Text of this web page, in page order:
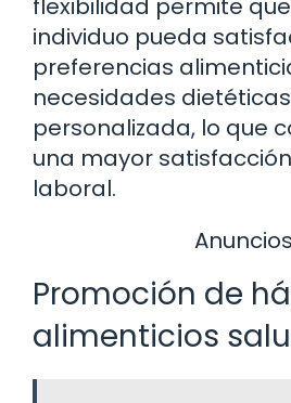
flexibilidad permite
individuo pueda
preferencias
necesidades
personalizada, lo que
una mayor
laboral.
Anuncios
Promoción de
alimenticios